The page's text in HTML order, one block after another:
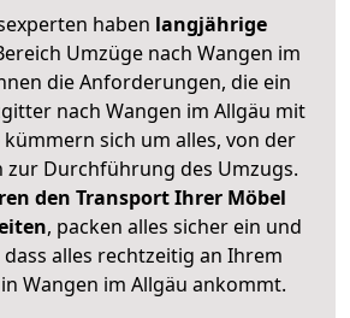
haben langjährige
Umzüge nach Wangen im
die Anforderungen, die ein
nach Wangen im Allgäu mit
sich um alles, von der
zur Durchführung des Umzugs.
den Transport Ihrer Möbel
, packen alles sicher ein und
alles rechtzeitig an Ihrem
Wangen im Allgäu ankommt.